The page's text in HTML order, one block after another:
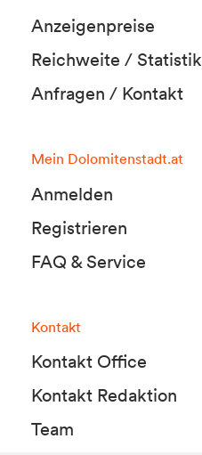
Anzeigenpreise
Reichweite / Statistik
Anfragen / Kontakt
Mein Dolomitenstadt.at
Anmelden
Registrieren
FAQ & Service
Kontakt
Kontakt Office
Kontakt Redaktion
Team